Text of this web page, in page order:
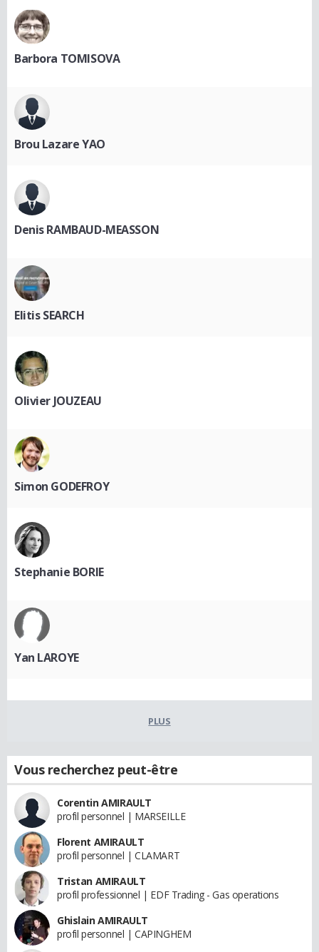
Barbora TOMISOVA
Brou Lazare YAO
Denis RAMBAUD-MEASSON
Elitis SEARCH
Olivier JOUZEAU
Simon GODEFROY
Stephanie BORIE
Yan LAROYE
PLUS
Vous recherchez peut-être
Corentin AMIRAULT
profil personnel | MARSEILLE
Florent AMIRAULT
profil personnel | CLAMART
Tristan AMIRAULT
profil professionnel | EDF Trading - Gas operations
Ghislain AMIRAULT
profil personnel | CAPINGHEM